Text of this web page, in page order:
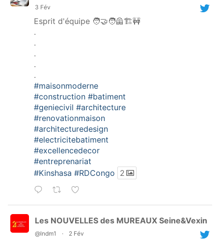
3 Fév
Esprit d'équipe 🧑‍🤝‍🧑🦺🏗️🚧
.
.
.
.
.
#maisonmoderne
#construction #batiment
#geniecivil #architecture
#renovationmaison
#architecturedesign
#electricitebatiment
#excellencedecor
#entreprenariat
#Kinshasa #RDCongo 2
Les NOUVELLES des MUREAUX Seine&Vexin
@lndm1 · 2 Fév